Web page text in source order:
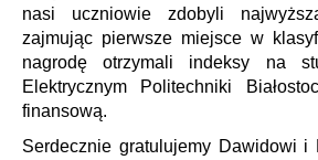
nasi uczniowie zdobyli
zajmując pierwsze miejsce w
nagrodę otrzymali indeksy na
Elektrycznym Politechniki
finansową.
Serdecznie gratulujemy Dawidowi i